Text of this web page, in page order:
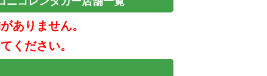
ありません。
ください。